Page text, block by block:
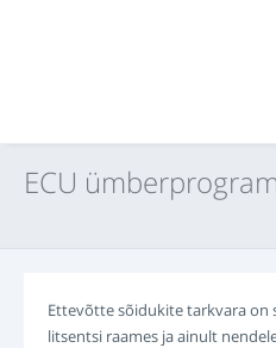
STANDARDNAVIGATSIOON
TINGIMUSED
Osade kataloog
ECU
Ettevõtte sõidukite tarkvara on
litsentsi raames ja ainult